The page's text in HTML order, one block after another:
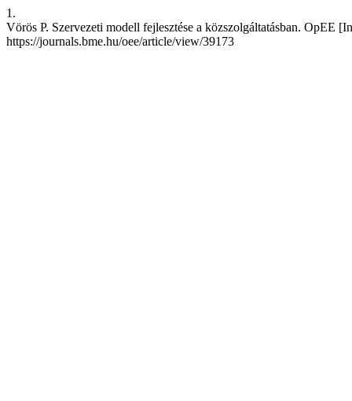
1.
Vörös P. Szervezeti modell fejlesztése a közszolgáltatásban. OpEE
https://journals.bme.hu/oee/article/view/39173